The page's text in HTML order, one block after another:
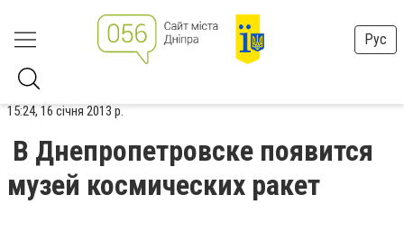
Рус
15:24, 16 січня 2013 р.
В Днепропетровске появится
музей космических ракет